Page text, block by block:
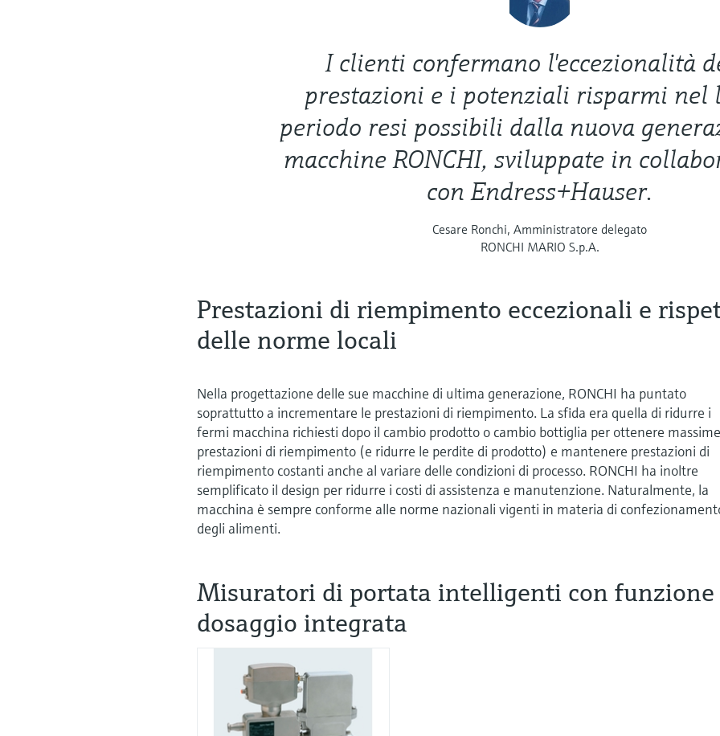
I clienti confermano l'eccezionalità
prestazioni e i potenziali risparmi nel
periodo resi possibili dalla nuova
macchine RONCHI, sviluppate in
con Endress+Hauser.
Cesare Ronchi, Amministratore delegato
RONCHI MARIO S.p.A.
Prestazioni di riempimento eccezionali e
delle norme locali
Nella progettazione delle sue macchine di ultima generazione, RONCHI ha puntato
soprattutto a incrementare le prestazioni di riempimento. La sfida era quella di ridurre i
fermi macchina richiesti dopo il cambio prodotto o cambio bottiglia per ottenere
prestazioni di riempimento (e ridurre le perdite di prodotto) e mantenere prestazioni di
riempimento costanti anche al variare delle condizioni di processo. RONCHI ha inoltre
semplificato il design per ridurre i costi di assistenza e manutenzione. Naturalmente, la
macchina è sempre conforme alle norme nazionali vigenti in materia di
degli alimenti.
Misuratori di portata intelligenti con
dosaggio integrata